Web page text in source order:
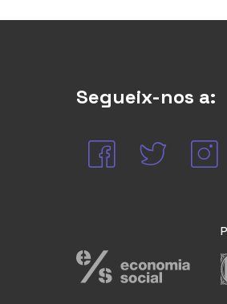
Segueix-nos a: